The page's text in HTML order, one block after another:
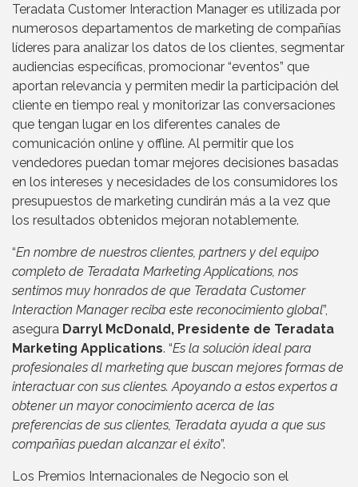
Teradata Customer Interaction Manager es utilizada por
numerosos departamentos de marketing de compañías
líderes para analizar los datos de los clientes, segmentar
audiencias específicas, promocionar “eventos” que
aportan relevancia y permiten medir la participación del
cliente en tiempo real y monitorizar las conversaciones
que tengan lugar en los diferentes canales de
comunicación online y offline. Al permitir que los
vendedores puedan tomar mejores decisiones basadas
en los intereses y necesidades de los consumidores los
presupuestos de marketing cundirán más a la vez que
los resultados obtenidos mejoran notablemente.
“En nombre de nuestros clientes, partners y del equipo
completo de Teradata Marketing Applications, nos
sentimos muy honrados de que Teradata Customer
Interaction Manager reciba este reconocimiento global”,
asegura Darryl McDonald, Presidente de Teradata
Marketing Applications. “Es la solución ideal para
profesionales dl marketing que buscan mejores formas de
interactuar con sus clientes. Apoyando a estos expertos a
obtener un mayor conocimiento acerca de las
preferencias de sus clientes, Teradata ayuda a que sus
compañías puedan alcanzar el éxito”.
Los Premios Internacionales de Negocio son el